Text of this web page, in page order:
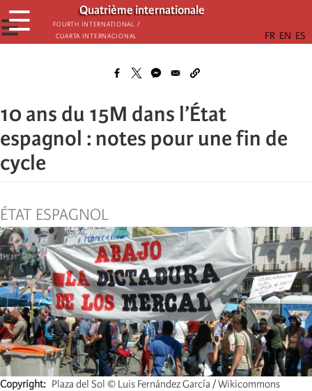
Aller
au
contenu
Quatrième internationale
Fourth International /
Cuarta Internacional
☰
☰
10 ans du 15M dans l’État
espagnol : notes pour une fin de
cycle
ÉTAT ESPAGNOL
Copyright
Plaza del Sol © Luis Fernández García / Wikicommons